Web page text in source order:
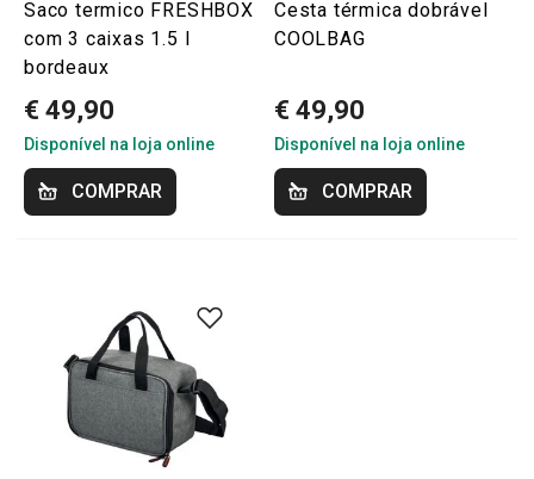
Saco termico FRESHBOX
com 3 caixas 1.5 l
bordeaux
€ 49,90
Disponível na loja online
COMPRAR
Cesta térmica dobrável
COOLBAG
€ 49,90
Disponível na loja online
COMPRAR